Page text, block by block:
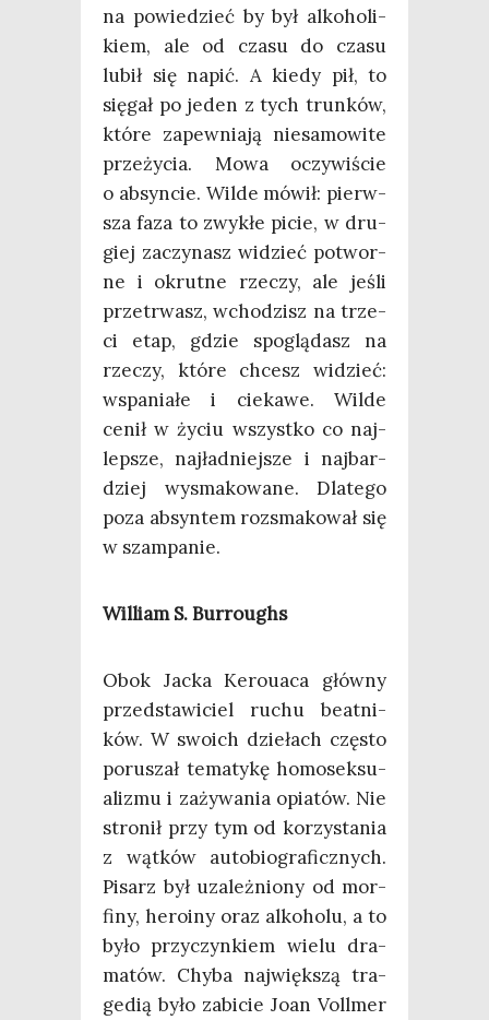
na powie­dzieć by był alko­ho­li­
kiem, ale od cza­su do cza­su
lubił się napić. A kie­dy pił, to
się­gał po jeden z tych trun­ków,
któ­re zapew­nia­ją nie­sa­mo­wi­te
prze­ży­cia. Mowa oczy­wi­ście
o absyn­cie. Wil­de mówił: pierw­
sza faza to zwy­kłe picie, w dru­
giej zaczy­nasz widzieć potwor­
ne i okrut­ne rze­czy, ale jeśli
prze­trwasz, wcho­dzisz na trze­
ci etap, gdzie spo­glą­dasz na
rze­czy, któ­re chcesz widzieć:
wspa­nia­łe i cie­ka­we. Wil­de
cenił w życiu wszyst­ko co naj­
lep­sze, naj­ład­niej­sze i naj­bar­
dziej wysma­ko­wa­ne. Dla­te­go
poza absyn­tem roz­sma­ko­wał się
w szampanie.
Wil­liam S. Burroughs
Obok Jac­ka Kero­uaca głów­ny
przed­sta­wi­ciel ruchu beat­ni­
ków. W swo­ich dzie­łach czę­sto
poru­szał tema­ty­kę homo­sek­su­
ali­zmu i zaży­wa­nia opia­tów. Nie
stro­nił przy tym od korzy­sta­nia
z wąt­ków auto­bio­gra­ficz­nych.
Pisarz był uza­leż­nio­ny od mor­
fi­ny, hero­iny oraz alko­ho­lu, a to
było przy­czyn­kiem wie­lu dra­
ma­tów. Chy­ba naj­więk­szą tra­
ge­dią było zabi­cie Joan Vol­l­mer